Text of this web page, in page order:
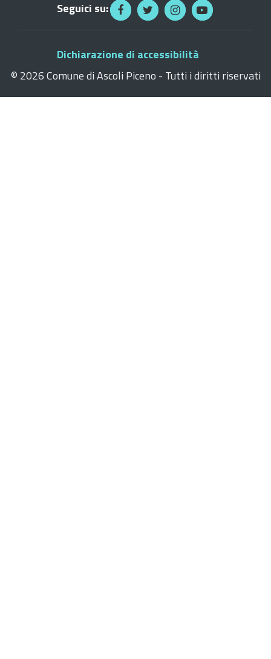
Seguici su:
Dichiarazione di accessibilità
© 2026 Comune di Ascoli Piceno - Tutti i diritti riservati